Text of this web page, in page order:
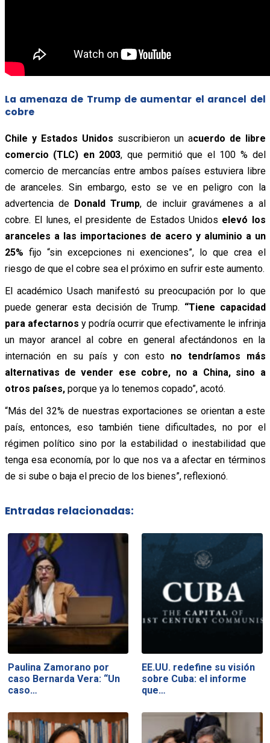
La amenaza de Trump de aumentar el arancel del
cobre
Chile y Estados Unidos suscribieron un acuerdo de libre
comercio (TLC) en 2003, que permitió que el 100 % del
comercio de mercancías entre ambos países estuviera libre
de aranceles. Sin embargo, esto se ve en peligro con la
advertencia deDonald Trump, de incluir gravámenes a al
cobre. El lunes, el presidente de Estados Unidos elevó los
aranceles a las importaciones de acero y aluminio a un
25% fijo “sin excepciones ni exenciones”, lo que crea el
riesgo de que el cobre sea el próximo en sufrir este aumento.
El académico Usach manifestó su preocupación por lo que
puede generar esta decisión de Trump. “Tiene capacidad
para afectarnos y podría ocurrir que efectivamente le infrinja
un mayor arancel al cobre en general afectándonos en la
internación en su país y con estono tendríamos más
alternativas de vender ese cobre, no a China, sino a
otros países, porque ya lo tenemos copado”, acotó.
“Más del 32% de nuestras exportaciones se orientan a este
país, entonces, eso también tiene dificultades, no por el
régimen político sino por la estabilidad o inestabilidad que
tenga esa economía, por lo que nos va a afectar en términos
de si sube o baja el precio de los bienes”, reflexionó.
Entradas relacionadas:
Paulina Zamorano por
caso Bernarda Vera: “Un
caso…
EE.UU. redefine su visión
sobre Cuba: el informe
que…